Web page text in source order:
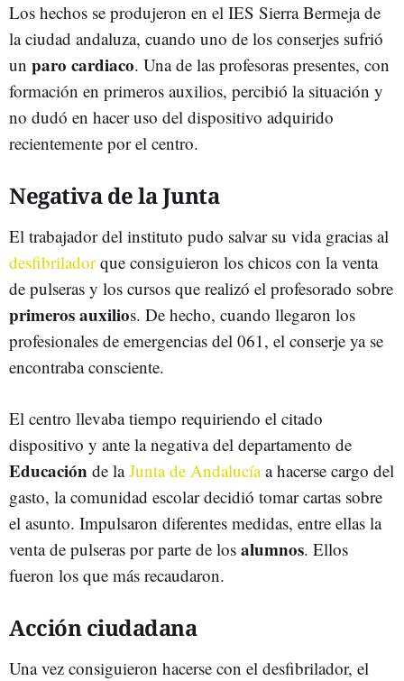
Los hechos se produjeron en el IES Sierra Bermeja de
la ciudad andaluza, cuando uno de los conserjes sufrió
un paro cardiaco. Una de las profesoras presentes, con
formación en primeros auxilios, percibió la situación y
no dudó en hacer uso del dispositivo adquirido
recientemente por el centro.
Negativa de la Junta
El trabajador del instituto pudo salvar su vida gracias al
desfibriladorque consiguieron los chicos con la venta
de pulseras y los cursos que realizó el profesorado sobre
primeros auxilios. De hecho, cuando llegaron los
profesionales de emergencias del 061, el conserje ya se
encontraba consciente.
El centro llevaba tiempo requiriendo el citado
dispositivo y ante la negativa del departamento de
Educación de laJunta de Andalucíaa hacerse cargo del
gasto, la comunidad escolar decidió tomar cartas sobre
el asunto. Impulsaron diferentes medidas, entre ellas la
venta de pulseras por parte de los alumnos. Ellos
fueron los que más recaudaron.
Acción ciudadana
Una vez consiguieron hacerse con el desfibrilador, el